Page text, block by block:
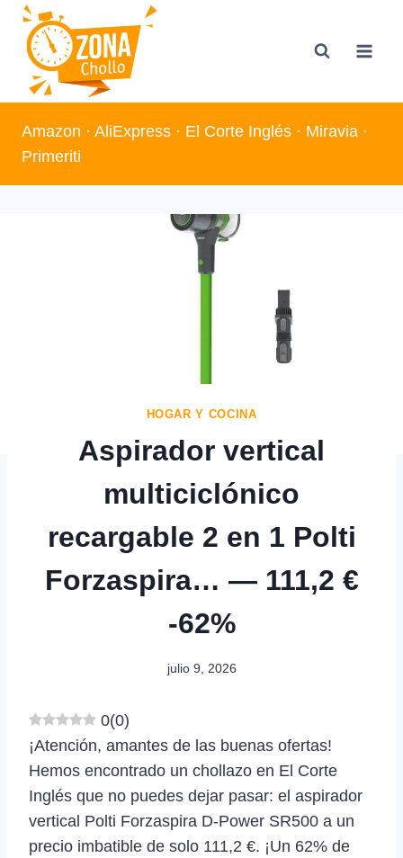
Saltar
contenido
Amazon · AliExpress · El Corte Inglés · Miravia ·
Primeriti
HOGAR Y COCINA
Aspirador vertical
multiciclónico
recargable 2 en 1 Polti
Forzaspira… — 111,2 €
-62%
julio 9, 2026
0(0)
¡Atención, amantes de las buenas ofertas!
Hemos encontrado un chollazo en El Corte
Inglés que no puedes dejar pasar: el aspirador
vertical Polti Forzaspira D-Power SR500 a un
precio imbatible de solo 111,2 €. ¡Un 62% de